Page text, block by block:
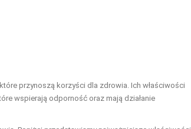
przynoszą korzyści dla zdrowia. Ich właściwości
wspierają odporność oraz mają działanie